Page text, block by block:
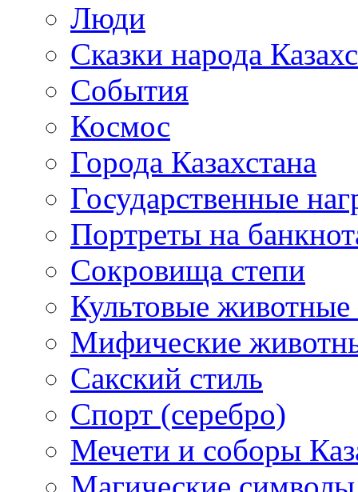
Люди
Сказки народа
События
Космос
Города Казахстана
Государственные
Портреты на
Сокровища степи
Культовые
Мифические
Сакский стиль
Спорт (серебро)
Мечети и соборы